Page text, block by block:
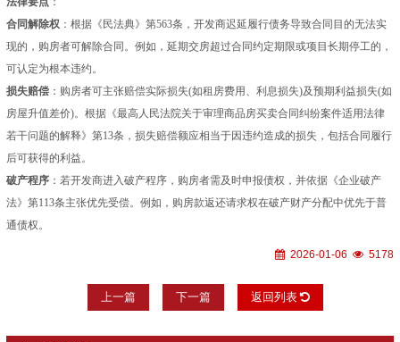
合同解除权：根据《民法典》第563条，开发商迟延履行债务导致合同目的无法实
现的，购房者可解除合同。例如，延期交房超过合同约定期限或项目长期停工的，
可认定为根本违约。
损失赔偿：购房者可主张赔偿实际损失(如租房费用、利息损失)及预期利益损失(如
房屋升值差价)。根据《最高人民法院关于审理商品房买卖合同纠纷案件适用法律
若干问题的解释》第13条，损失赔偿额应相当于因违约造成的损失，包括合同履行
后可获得的利益。
破产程序：若开发商进入破产程序，购房者需及时申报债权，并依据《企业破产
法》第113条主张优先受偿。例如，购房款返还请求权在破产财产分配中优先于普
通债权。
2026-01-06 5178
上一篇 下一篇 返回列表